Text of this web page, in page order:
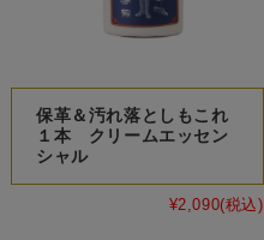
保革＆汚れ落としもこれ
１本 クリームエッセン
シャル
¥2,090(税込)